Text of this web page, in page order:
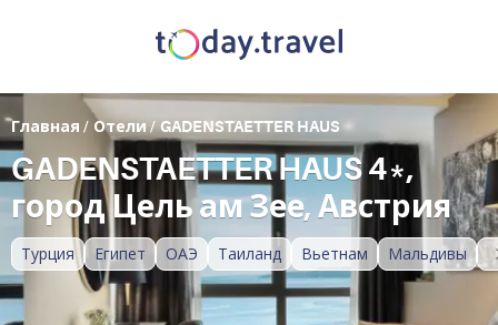
Турция Египет ОАЭ Таиланд Вьетнам Мальдивы
Главная / Отели/ GADENSTAETTER HAUS
GADENSTAETTER HAUS 4*,
город Цель ам Зее, Австрия